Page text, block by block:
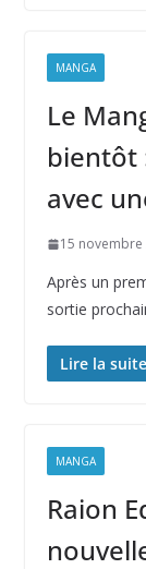
MANGA
Le
bientôt
avec
15 novembre
Après un
sortie
Lire la suite
MANGA
Raion